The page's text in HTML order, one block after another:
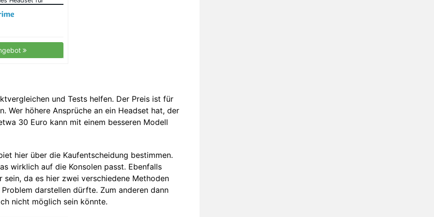
Cancelling-
und Tests helfen. Der Preis ist für
Wer höhere Ansprüche an ein Headset hat, der
30 Euro kann mit einem besseren Modell
hier über die Kaufentscheidung bestimmen.
wirklich auf die Konsolen passt. Ebenfalls
da es hier zwei verschiedene Methoden
darstellen dürfte. Zum anderen dann
nicht möglich sein könnte.